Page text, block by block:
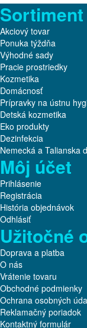
Sortiment
Akciový tovar
Ponuka týždňa
Výhodné sady
Pracie prostriedky
Kozmetika
Domácnosť
Prípravky na ústnu
Detská kozmetika
Eko produkty
Dezinfekcia
Nemecká a Talianska
Môj účet
Prihlásenie
Registrácia
História objednávok
Odhlásiť
Užitočné
Doprava a platba
O nás
Vrátenie tovaru
Obchodné podmienky
Ochrana osobných
Reklamačný poriadok
Kontaktný formulár